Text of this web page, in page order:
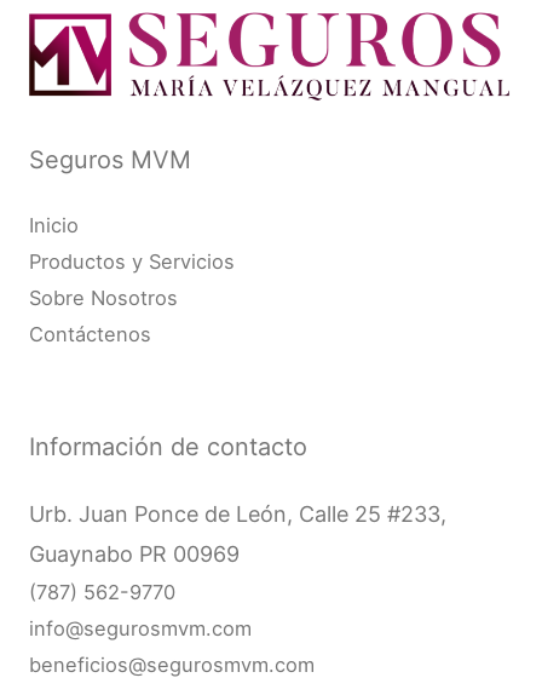
Seguros MVM
Inicio
Productos y Servicios
Sobre Nosotros
Contáctenos
Información de contacto
Urb. Juan Ponce de León, Calle 25 #233,
Guaynabo PR 00969
(787) 562-9770
info@segurosmvm.com
beneficios@segurosmvm.com